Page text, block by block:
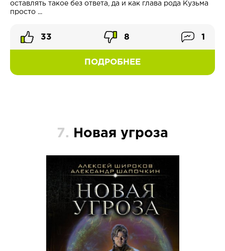
оставлять такое без ответа, да и как глава рода Кузьма
просто ...
ПОДРОБНЕЕ
33 8 1
7. Новая угроза